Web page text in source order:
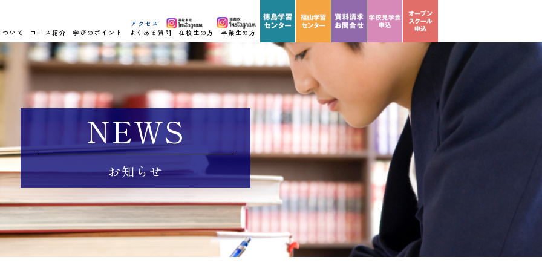
アクセス
ついて
コース紹介 学びのポイント よくある質問 在校生の方 卒業生の方
NEWS
お知らせ